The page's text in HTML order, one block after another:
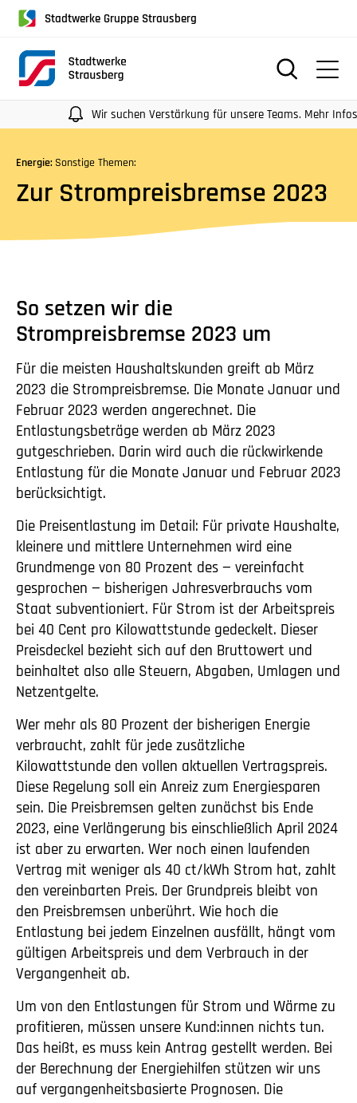
Screenreader
oder
Navigation
mit
Tabulatorentaste:
Überspringen
Hauptnavigation
Stadtwerke Gruppe Strausberg
Wir suchen Verstärkung für unsere Teams. Mehr Infos
Energie: Sonstige Themen:
Zur Strompreisbremse 2023
So setzen wir die
Strompreisbremse 2023 um
Für die meisten Haushaltskunden greift ab März
2023 die Strompreisbremse. Die Monate Januar und
Februar 2023 werden angerechnet. Die
Entlastungsbeträge werden ab März 2023
gutgeschrieben. Darin wird auch die rückwirkende
Entlastung für die Monate Januar und Februar 2023
berücksichtigt.
Die Preisentlastung im Detail: Für private Haushalte,
kleinere und mittlere Unternehmen wird eine
Grundmenge von 80 Prozent des — vereinfacht
gesprochen — bisherigen Jahresverbrauchs vom
Staat subventioniert. Für Strom ist der Arbeitspreis
bei 40 Cent pro Kilowattstunde gedeckelt. Dieser
Preisdeckel bezieht sich auf den Bruttowert und
beinhaltet also alle Steuern, Abgaben, Umlagen und
Netzentgelte.
Wer mehr als 80 Prozent der bisherigen Energie
verbraucht, zahlt für jede zusätzliche
Kilowattstunde den vollen aktuellen Vertragspreis.
Diese Regelung soll ein Anreiz zum Energiesparen
sein. Die Preisbremsen gelten zunächst bis Ende
2023, eine Verlängerung bis einschließlich April 2024
ist aber zu erwarten. Wer noch einen laufenden
Vertrag mit weniger als 40 ct/kWh Strom hat, zahlt
den vereinbarten Preis. Der Grundpreis bleibt von
den Preisbremsen unberührt. Wie hoch die
Entlastung bei jedem Einzelnen ausfällt, hängt vom
gültigen Arbeitspreis und dem Verbrauch in der
Vergangenheit ab.
Um von den Entlastungen für Strom und Wärme zu
profitieren, müssen unsere Kund:innen nichts tun.
Das heißt, es muss kein Antrag gestellt werden. Bei
der Berechnung der Energiehilfen stützen wir uns
auf vergangenheitsbasierte Prognosen. Die